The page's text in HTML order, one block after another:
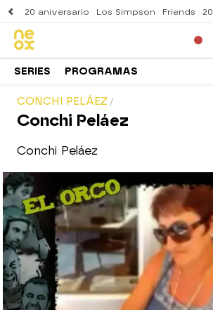
20 aniversario Los Simpson Friends
SERIES PROGRAMAS
CONCHI PELÁEZ
Conchi Peláez
Conchi Peláez
neox